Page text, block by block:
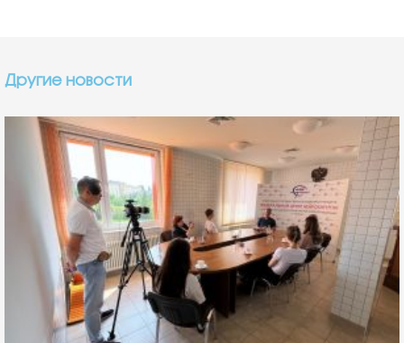
Другие новости